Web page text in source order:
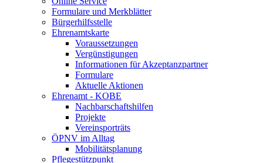
Formulare und Merkblätter
Bürgerhilfsstelle
Ehrenamtskarte
Voraussetzungen
Vergünstigungen
Informationen für Akzeptanzpartner
Formulare
Aktuelle Aktionen
Ehrenamt - KOBE
Nachbarschaftshilfen
Projekte
Vereinsporträts
ÖPNV im Alltag
Mobilitätsplanung
Pflegestützpunkt